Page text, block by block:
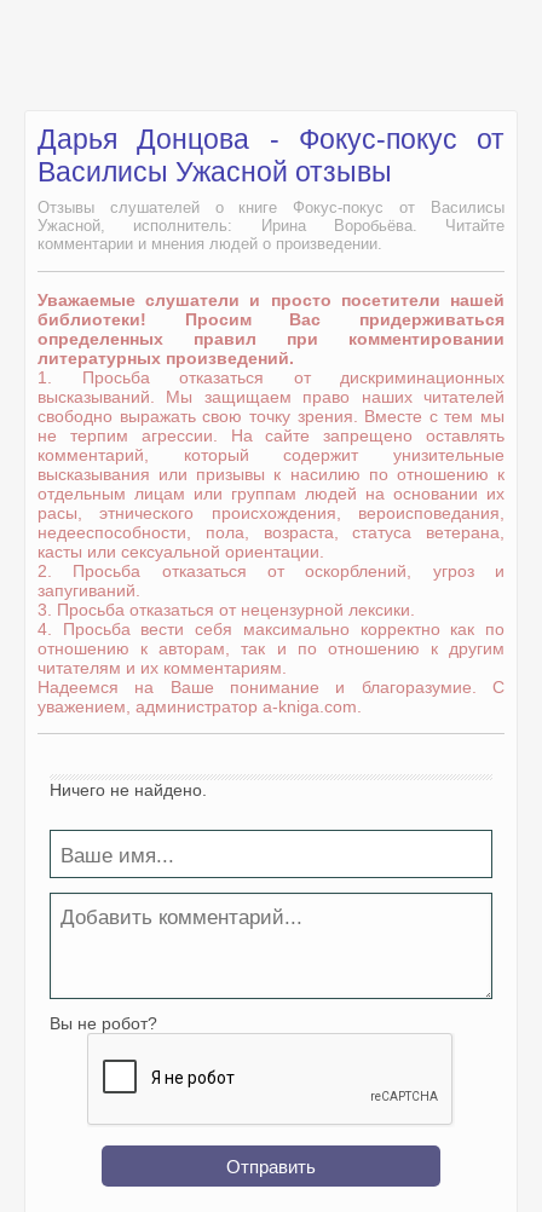
Дарья Донцова - Фокус-покус от
Василисы Ужасной отзывы
Отзывы слушателей о книге Фокус-покус от Василисы
Ужасной, исполнитель: Ирина Воробьёва. Читайте
комментарии и мнения людей о произведении.
Уважаемые слушатели и просто посетители нашей
библиотеки! Просим Вас придерживаться
определенных правил при комментировании
литературных произведений.
1. Просьба отказаться от дискриминационных
высказываний. Мы защищаем право наших читателей
свободно выражать свою точку зрения. Вместе с тем мы
не терпим агрессии. На сайте запрещено оставлять
комментарий, который содержит унизительные
высказывания или призывы к насилию по отношению к
отдельным лицам или группам людей на основании их
расы, этнического происхождения, вероисповедания,
недееспособности, пола, возраста, статуса ветерана,
касты или сексуальной ориентации.
2. Просьба отказаться от оскорблений, угроз и
запугиваний.
3. Просьба отказаться от нецензурной лексики.
4. Просьба вести себя максимально корректно как по
отношению к авторам, так и по отношению к другим
читателям и их комментариям.
Надеемся на Ваше понимание и благоразумие. С
уважением, администратор a-kniga.com.
Ничего не найдено.
Вы не робот?
Отправить